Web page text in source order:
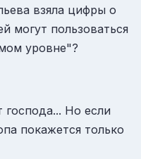
взяла цифры о
могут пользоваться
уровне"?
Но если
покажется только